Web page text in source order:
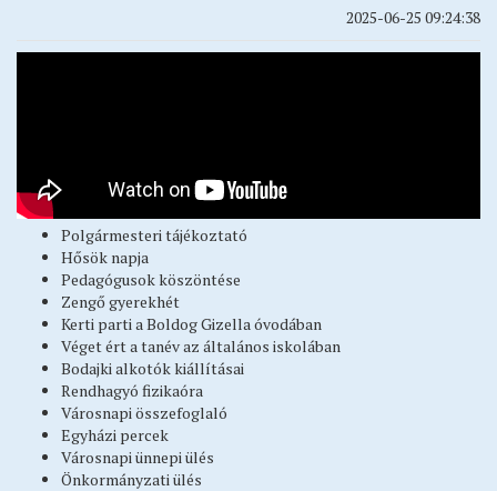
Idősek otthona
Oktatás, nevelés
Vendéglátás
Civil oldalak
Testvérvárosok
Rendőrség
Közművelődés
Tervek, koncepciók, stratégiák, programok
Befektetőbarát Település
2025-06-25 09:24:38
Polgármesteri tájékoztató
Hősök napja
Pedagógusok köszöntése
Zengő gyerekhét
Kerti parti a Boldog Gizella óvodában
Véget ért a tanév az általános iskolában
Bodajki alkotók kiállításai
Rendhagyó fizikaóra
Városnapi összefoglaló
Egyházi percek
Városnapi ünnepi ülés
Önkormányzati ülés